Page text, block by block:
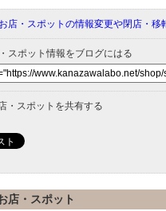
店・スポットの情報変更や閉店・移
スポット情報をブログにはる
・スポットを共有する
店・スポット